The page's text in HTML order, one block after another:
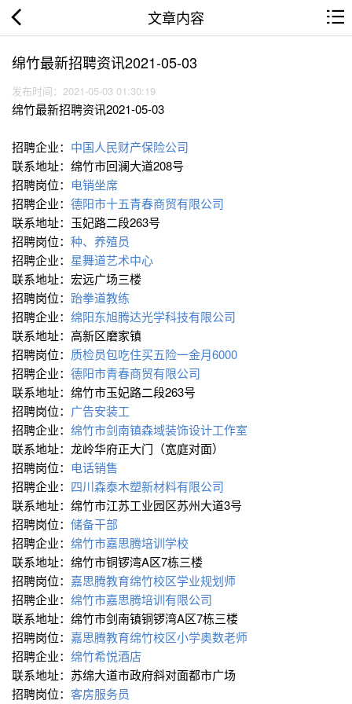
文章内容
绵竹最新招聘资讯2021-05-03
发布时间：2021-05-03 01:30:19
绵竹最新招聘资讯2021-05-03
招聘企业： 中国人民财产保险公司
联系地址：绵竹市回澜大道208号
招聘岗位： 电销坐席
招聘企业： 德阳市十五青春商贸有限公司
联系地址：玉妃路二段263号
招聘岗位： 种、养殖员
招聘企业： 星舞道艺术中心
联系地址：宏远广场三楼
招聘岗位： 跆拳道教练
招聘企业： 绵阳东旭腾达光学科技有限公司
联系地址：高新区磨家镇
招聘岗位： 质检员包吃住买五险一金月6000
招聘企业： 德阳市青春商贸有限公司
联系地址：绵竹市玉妃路二段263号
招聘岗位： 广告安装工
招聘企业： 绵竹市剑南镇森域装饰设计工作室
联系地址：龙岭华府正大门（宽庭对面）
招聘岗位： 电话销售
招聘企业： 四川森泰木塑新材料有限公司
联系地址：绵竹市江苏工业园区苏州大道3号
招聘岗位： 储备干部
招聘企业： 绵竹市嘉思腾培训学校
联系地址：绵竹市铜锣湾A区7栋三楼
招聘岗位： 嘉思腾教育绵竹校区学业规划师
招聘企业： 绵竹市嘉思腾培训有限公司
联系地址：绵竹市剑南镇铜锣湾A区7栋三楼
招聘岗位： 嘉思腾教育绵竹校区小学奥数老师
招聘企业： 绵竹希悦酒店
联系地址：苏绵大道市政府斜对面都市广场
招聘岗位： 客房服务员